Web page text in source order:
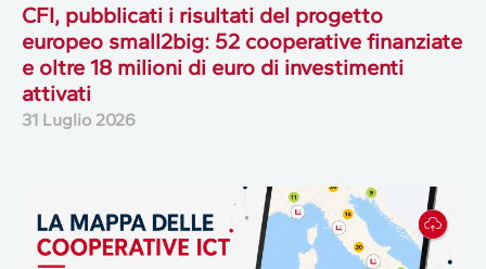
CFI, pubblicati i risultati del progetto
europeo small2big: 52 cooperative finanziate
e oltre 18 milioni di euro di investimenti
attivati
31 Luglio 2026